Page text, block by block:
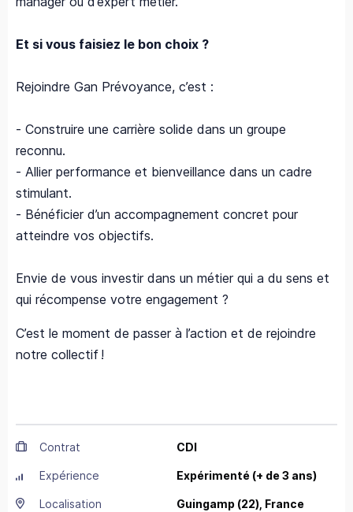
Et si vous faisiez le bon choix ?
Rejoindre Gan Prévoyance, c’est :
- Construire une carrière solide dans un groupe
reconnu.
- Allier performance et bienveillance dans un cadre
stimulant.
- Bénéficier d’un accompagnement concret pour
atteindre vos objectifs.
Envie de vous investir dans un métier qui a du sens et
qui récompense votre engagement ?
C’est le moment de passer à l’action et de rejoindre
notre collectif !
Contrat CDI
Expérience Expérimenté (+ de 3 ans)
Localisation Guingamp (22), France